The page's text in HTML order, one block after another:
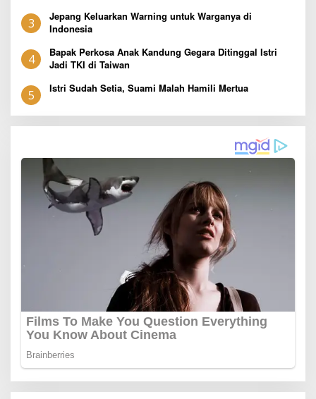
3
Jepang Keluarkan Warning untuk Warganya di
Indonesia
4
Bapak Perkosa Anak Kandung Gegara Ditinggal Istri
Jadi TKI di Taiwan
5 Istri Sudah Setia, Suami Malah Hamili Mertua